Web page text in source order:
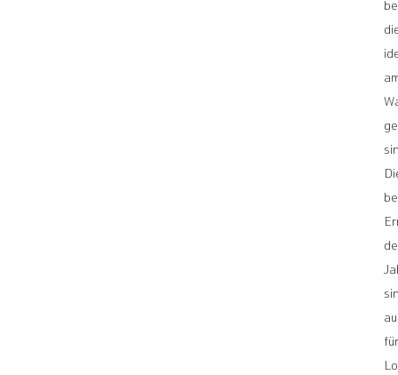
für